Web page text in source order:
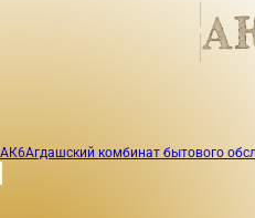
АК6Агдашский комбинат бытового